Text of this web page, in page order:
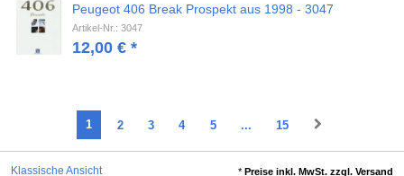
Peugeot 406 Break Prospekt aus 1998 - 3047
Artikel-Nr.: 3047
12,00 €*
1 2 3 4 5 ... 15
Klassische Ansicht *Preise inkl. MwSt. zzgl. Versand